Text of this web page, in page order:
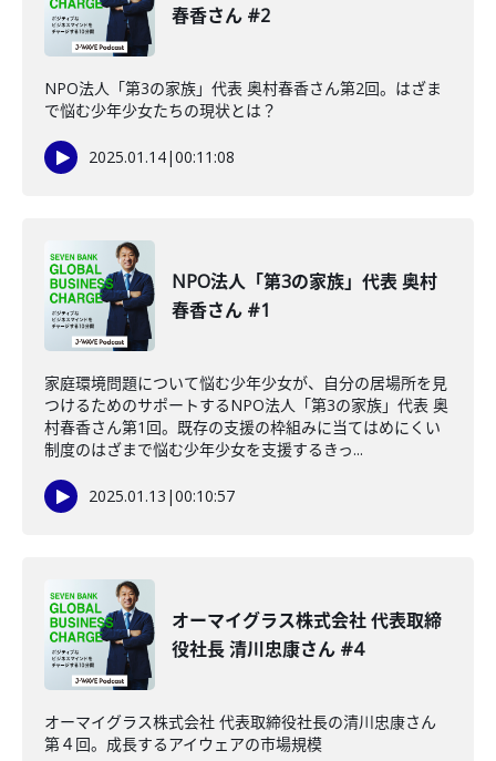
春香さん #2
NPO法人「第3の家族」代表 奥村春香さん第2回。はざま
で悩む少年少女たちの現状とは？
2025.01.14|00:11:08
NPO法人「第3の家族」代表 奥村
春香さん #1
家庭環境問題について悩む少年少女が、自分の居場所を見
つけるためのサポートするNPO法人「第3の家族」代表 奥
村春香さん第1回。既存の支援の枠組みに当てはめにくい
制度のはざまで悩む少年少女を支援するきっ...
2025.01.13 |00:10:57
オーマイグラス株式会社 代表取締
役社長 清川忠康さん #4
オーマイグラス株式会社 代表取締役社長の清川忠康さん
第４回。成長するアイウェアの市場規模